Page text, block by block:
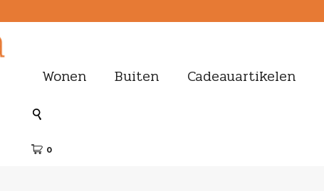
Wonen Buiten Cadeauartikelen
0